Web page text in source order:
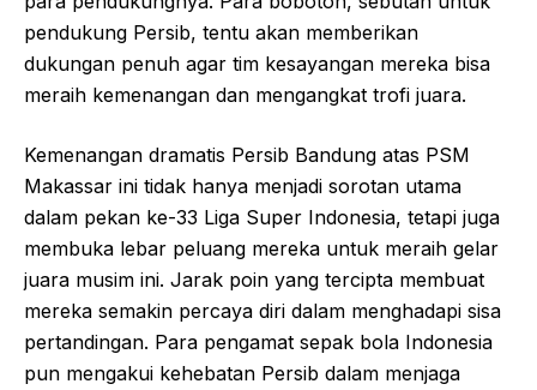
pendukung Persib, tentu akan memberikan
dukungan penuh agar tim kesayangan mereka bisa
meraih kemenangan dan mengangkat trofi juara.
Kemenangan dramatis Persib Bandung atas PSM
Makassar ini tidak hanya menjadi sorotan utama
dalam pekan ke-33 Liga Super Indonesia, tetapi juga
membuka lebar peluang mereka untuk meraih gelar
juara musim ini. Jarak poin yang tercipta membuat
mereka semakin percaya diri dalam menghadapi sisa
pertandingan. Para pengamat sepak bola Indonesia
pun mengakui kehebatan Persib dalam menjaga